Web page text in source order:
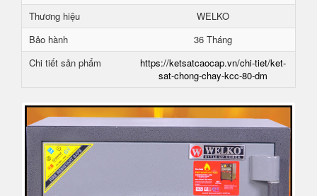
Thương hiệu
WELKO
Bảo hành
36 Tháng
Chi tiết sản phẩm
https://ketsatcaocap.vn/chi-tiet/ket-
sat-chong-chay-kcc-80-dm